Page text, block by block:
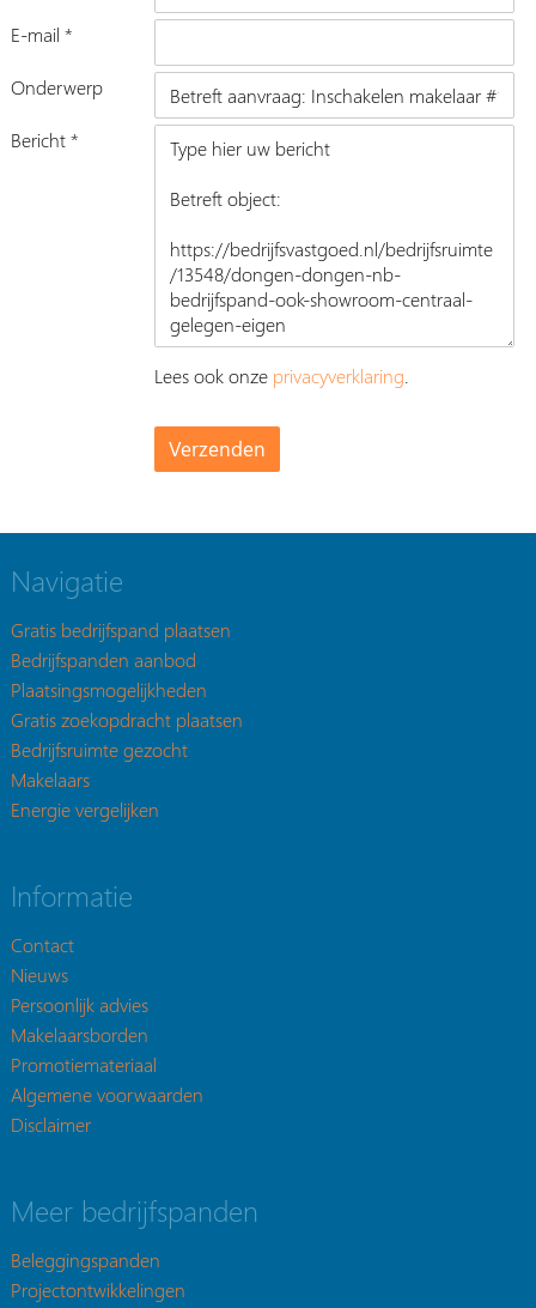
E-mail *
Onderwerp
Bericht *
Lees ook onze privacyverklaring
Navigatie
Gratis bedrijfspand plaatsen
Bedrijfspanden aanbod
Plaatsingsmogelijkheden
Gratis zoekopdracht plaatsen
Bedrijfsruimte gezocht
Makelaars
Energie vergelijken
Informatie
Contact
Nieuws
Persoonlijk advies
Makelaarsborden
Promotiemateriaal
Algemene voorwaarden
Disclaimer
Meer bedrijfspanden
Beleggingspanden
Projectontwikkelingen